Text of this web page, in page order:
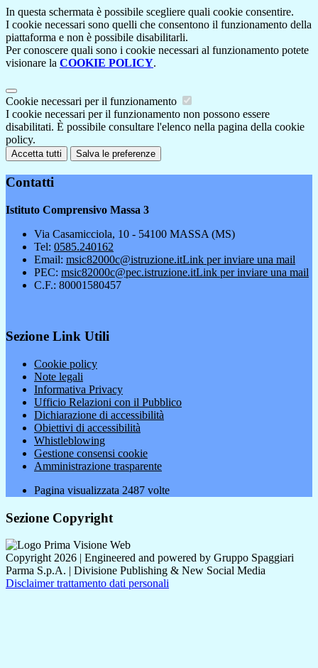
In questa schermata è possibile scegliere quali cookie consentire.
I cookie necessari sono quelli che consentono il funzionamento della
piattaforma e non è possibile disabilitarli.
Per conoscere quali sono i cookie necessari al funzionamento potete
visionare la COOKIE POLICY.
Cookie necessari per il funzionamento
I cookie necessari per il funzionamento non possono essere
disabilitati. È possibile consultare l'elenco nella pagina della cookie
policy.
Accetta tutti Salva le preferenze
Contatti
Istituto Comprensivo Massa 3
Via Casamicciola, 10 - 54100 MASSA (MS)
Tel: 0585.240162
Email: msic82000c@istruzione.itLink per inviare una mail
PEC: msic82000c@pec.istruzione.itLink per inviare una mail
C.F.: 80001580457
Sezione Link Utili
Cookie policy
Note legali
Informativa Privacy
Ufficio Relazioni con il Pubblico
Dichiarazione di accessibilità
Obiettivi di accessibilità
Whistleblowing
Gestione consensi cookie
Amministrazione trasparente
Pagina visualizzata 2487 volte
Sezione Copyright
Copyright 2026 | Engineered and powered by Gruppo Spaggiari
Parma S.p.A. | Divisione Publishing & New Social Media
Disclaimer trattamento dati personali